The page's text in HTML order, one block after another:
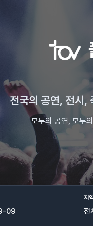
전국의 공연, 전시,
모두의 공연, 모두
지